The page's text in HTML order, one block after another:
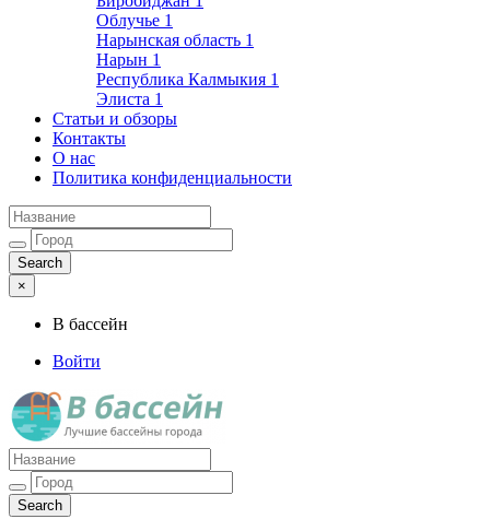
Облучье 1
Нарынская область 1
Нарын 1
Республика Калмыкия 1
Элиста 1
Статьи и обзоры
Контакты
О нас
Политика конфиденциальности
×
В бассейн
Войти
Лучшие бассейны города